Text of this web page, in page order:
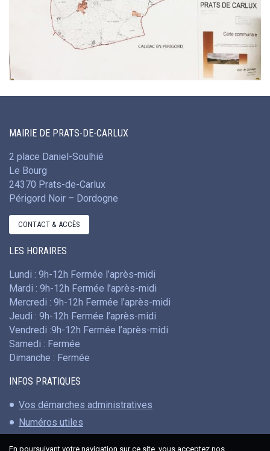
MAIRIE DE PRATS-DE-CARLUX
2 place Daniel-Soulhié
Le Bourg
24370 Prats-de-Carlux
Périgord Noir – Dordogne
CONTACT & ACCÈS
LES HORAIRES
Lundi : 9h-12h Fermée l’après-midi
Mardi : 9h-12h Fermée l’après-midi
Mercredi : 9h-12h Fermée l’après-midi
Jeudi : 9h-12h Fermée l’après-midi
Vendredi :9h-12h Fermée l’après-midi
Samedi : Fermée
Dimanche : Fermée
INFOS PRATIQUES
Vos démarches administratives
Numéros utiles
En poursuivant votre navigation sur ce site, vous acceptez nos